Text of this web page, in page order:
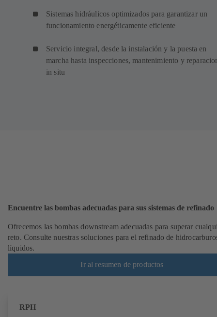
Sistemas hidráulicos optimizados para garantizar un
funcionamiento energéticamente eficiente
Servicio integral, desde la instalación y la puesta en
marcha hasta inspecciones, mantenimiento y
in situ
Encuentre las bombas adecuadas para sus sistemas de refinado
Ofrecemos las bombas downstream adecuadas para superar
reto. Consulte nuestras soluciones para el refinado de
líquidos.
Ir al resumen de productos
RPH